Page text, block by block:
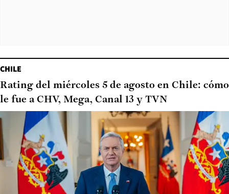
CHILE
Rating del miércoles 5 de agosto en Chile: cómo
le fue a CHV, Mega, Canal 13 y TVN